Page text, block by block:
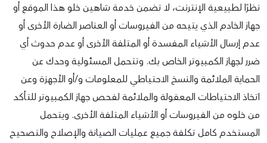
نظرًا لطبيعية الإنترنت، لا تضمن خدمة شاهين خلو هذا الموقع أو
جهاز الخادم الذي يتيحه من الفيروسات أو العناصر الضارة الأخرى أو
عدم إرسال الأشياء المفسدة أو المتلفة الأخرى أو عدم حدوث أي
ضرر لجهاز الكمبيوتر الخاص بك. وتتحمل المسئولية وحدك عن
الحماية الملائمة والنسخ الاحتياطي للمعلومات و/أو الأجهزة وعن
اتخاذ الاحتياطات المعقولة والملائمة لفحص جهاز الكمبيوتر للتأكد
من خلوه من الفيروسات أو الأشياء المتلفة الأخرى. ويتحمل
المستخدم كامل تكلفة جميع عمليات الصيانة والإصلاح والتصحيح